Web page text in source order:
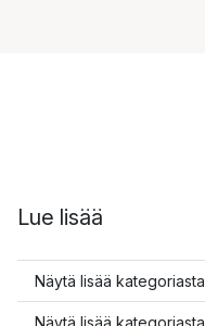
Lue lisää
Näytä lisää
Näytä lisää